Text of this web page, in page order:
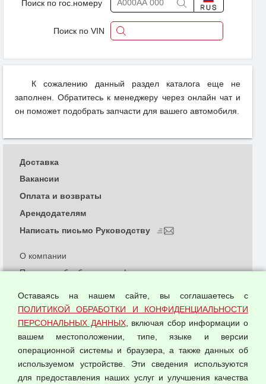
Поиск по гос.номеру
Поиск по VIN
К сожалению данный раздел каталога еще не
заполнен. Обратитесь к менеджеру через онлайн чат и
он поможет подобрать запчасти для вашего автомобиля.
О компании
Политика обработки и конфиденциальности
Согласием на обработку персональных данных
Оферта оптовой купли-продажи
Публичная оферта
Доставка
Вакансии
Оплата и возвраты
Арендодателям
Написать письмо Руководству
Оставаясь на нашем сайте, вы соглашаетесь с
ПОЛИТИКОЙ ОБРАБОТКИ И КОНФИДЕНЦИАЛЬНОСТИ
ПЕРСОНАЛЬНЫХ ДАННЫХ, включая сбор информации о
вашем местоположении, типе, языке и версии
операционной системы и браузера, а также данных об
используемом устройстве. Эти сведения используются
для предоставления наших услуг и улучшения качества